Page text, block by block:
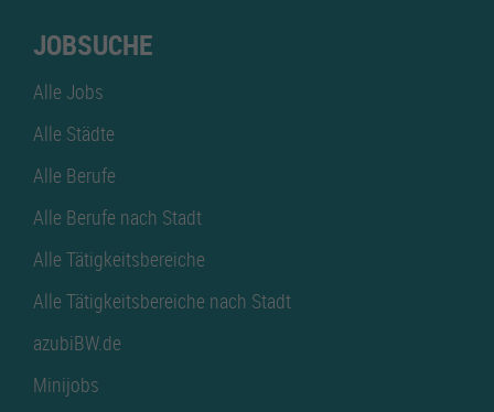
JOBSUCHE
Alle Jobs
Alle Städte
Alle Berufe
Alle Berufe nach Stadt
Alle Tätigkeitsbereiche
Alle Tätigkeitsbereiche nach Stadt
azubiBW.de
Minijobs